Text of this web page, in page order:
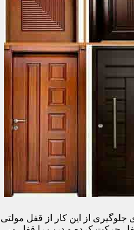
جلوگیری از این کار از قفل مولتی